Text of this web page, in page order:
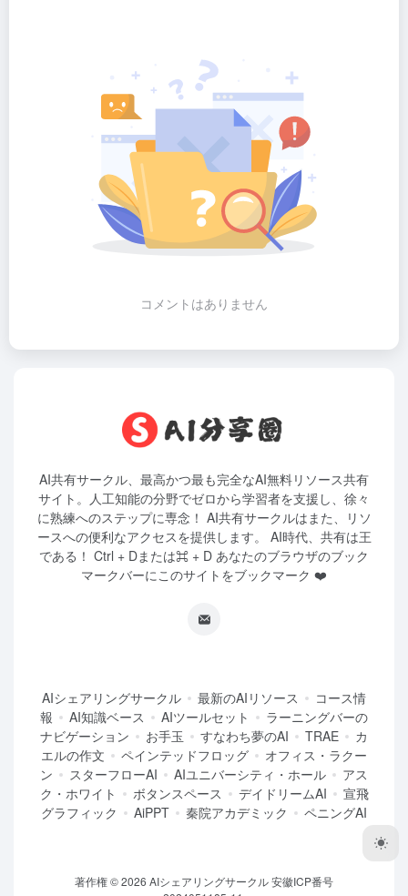
コメントはありません
AI共有サークル、最高かつ最も完全なAI無料リソース共有
サイト。人工知能の分野でゼロから学習者を支援し、徐々
に熟練へのステップに専念！ AI共有サークルはまた、リソ
ースへの便利なアクセスを提供します。 AI時代、共有は王
である！ Ctrl + Dまたは⌘ + D あなたのブラウザのブック
マークバーにこのサイトをブックマーク ❤️
AIシェアリングサークル 最新のAIリソース
コース情
報
AI知識ベース AIツールセット
ラーニングバーの
ナビゲーション
お手玉 すなわち夢のAI TRAE
カ
エルの作文
ペインテッドフロッグ
オフィス・ラクー
ン
スターフローAI AIユニバーシティ・ホール
アス
ク・ホワイト
ボタンスペース デイドリームAI
宣飛
グラフィック
AiPPT 秦院アカデミック ペニングAI
著作権 © 2026 AIシェアリングサークル安徽ICP番号